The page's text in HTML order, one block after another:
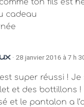
ton fils est
cadeau
· 28 janvier 2016 à 7 h
super réussi !
et des bottillons !
et le pantalon a